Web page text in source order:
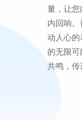
量，让您
内回响
动人心的
的无限
共鸣，传